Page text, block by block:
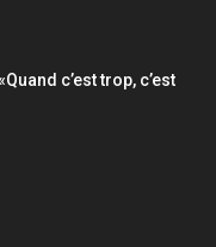
c’est trop, c’est